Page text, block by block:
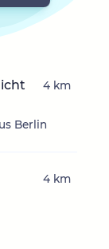
Berlin
4 km
4 km